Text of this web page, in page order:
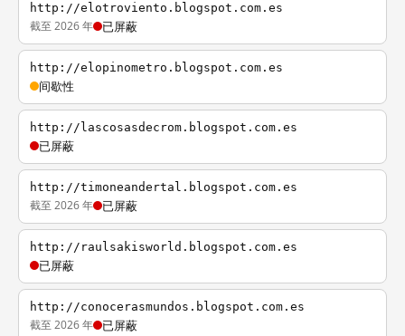
http://elotroviento.blogspot.com.es
截至 2026 年 已屏蔽
http://elopinometro.blogspot.com.es
间歇性
http://lascosasdecrom.blogspot.com.es
已屏蔽
http://timoneandertal.blogspot.com.es
截至 2026 年 已屏蔽
http://raulsakisworld.blogspot.com.es
已屏蔽
http://conocerasmundos.blogspot.com.es
截至 2026 年 已屏蔽